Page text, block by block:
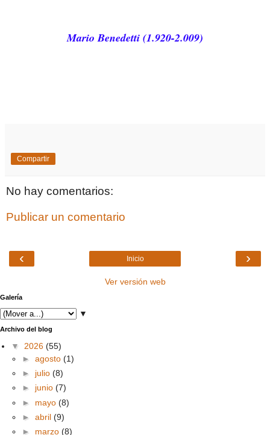
Mario Benedetti (1.920-2.009)
Compartir
No hay comentarios:
Publicar un comentario
‹ ›
Inicio
Ver versión web
Galería
▼
Archivo del blog
▼ 2026 (55)
► agosto (1)
► julio (8)
► junio (7)
► mayo (8)
► abril (9)
► marzo (8)